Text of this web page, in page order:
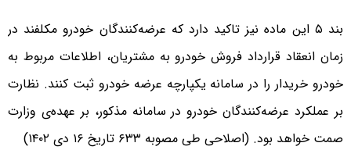
بند ۵ این ماده نیز تاکید دارد که عرضه‌کنندگان خودرو مکلفند در
زمان انعقاد قرارداد فروش خودرو به مشتریان، اطلاعات مربوط به
خودرو خریدار را در سامانه یکپارچه عرضه خودرو ثبت کنند. نظارت
بر عملکرد عرضه‌کنندگان خودرو در سامانه مذکور، بر عهده‌ی وزارت
صمت خواهد بود. (اصلاحی طی مصوبه ۶٣٣ تاریخ ۱۶ دی ۱۴۰۲)